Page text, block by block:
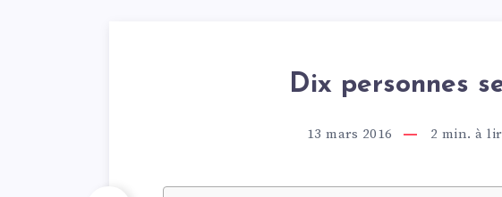
Dix personnes
13 mars 2016 2 min. à